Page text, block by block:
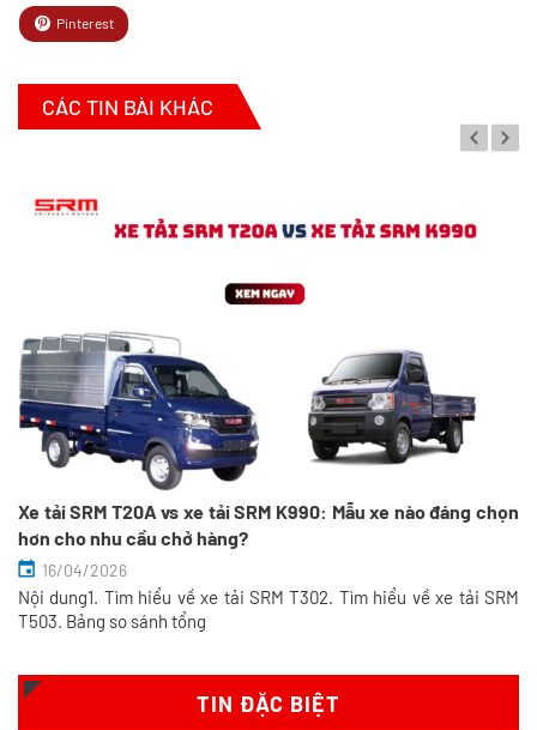
Pinterest
CÁC TIN BÀI KHÁC
Xe tải SRM T20A vs xe tải SRM K990: Mẫu xe nào đáng chọn
hơn cho nhu cầu chở hàng?
16/04/2026
Nội dung1. Tìm hiểu về xe tải SRM T302. Tìm hiểu về xe tải SRM
T503. Bảng so sánh tổng
TIN ĐẶC BIỆT
So sánh xe tải SRM T35 và SRM K990:
Xem chi tiết >>